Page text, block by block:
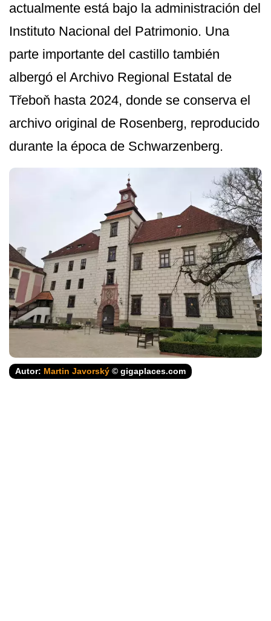
actualmente está bajo la administración del
Instituto Nacional del Patrimonio. Una
parte importante del castillo también
albergó el Archivo Regional Estatal de
Třeboň hasta 2024, donde se conserva el
archivo original de Rosenberg, reproducido
durante la época de Schwarzenberg.
Autor: Martin Javorský © gigaplaces.com